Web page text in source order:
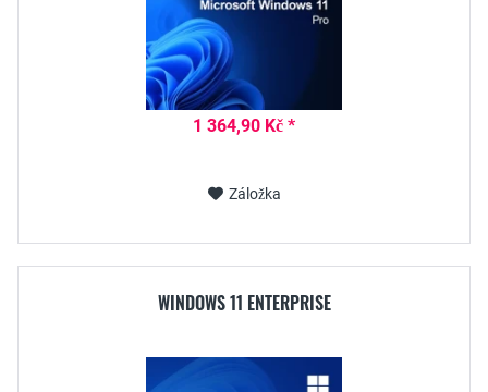
1 364,90 Kč *
Záložka
WINDOWS 11 ENTERPRISE